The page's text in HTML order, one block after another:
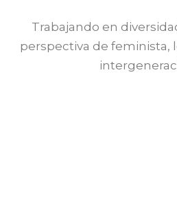
Trabajando en
perspectiva de feminista,